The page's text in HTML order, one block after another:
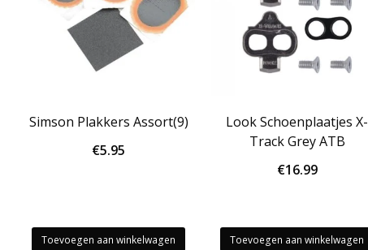
Simson Plakkers Assort(9)
€5.95
Toevoegen aan winkelwagen
Look Schoenplaatjes X-
Track Grey ATB
€16.99
Toevoegen aan winkelwagen